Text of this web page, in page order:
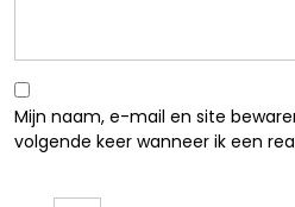
Mijn naam, e-mail en site
volgende keer wanneer ik een